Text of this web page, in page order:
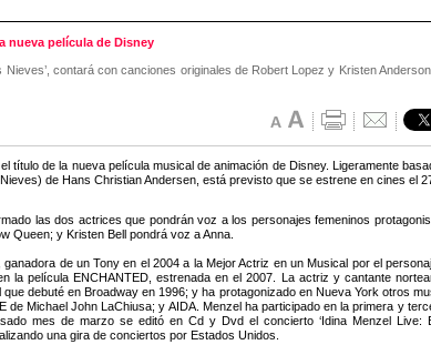
nueva película de Disney
Nieves’, contará con canciones originales de Robert Lopez y Kristen
título de la nueva película musical de animación de Disney. Ligeramente
de Hans Christian Andersen, está previsto que se estrene en cines el
las dos actrices que pondrán voz a los personajes femeninos
Queen; y Kristen Bell pondrá voz a Anna.
ganadora de un Tony en el 2004 a la Mejor Actriz en un Musical por el
la película ENCHANTED, estrenada en el 2007. La actriz y cantante
que debuté en Broadway en 1996; y ha protagonizado en Nueva York otros
de Michael John LaChiusa; y AIDA. Menzel ha participado en la primera y
mes de marzo se editó en Cd y Dvd el concierto ‘Idina Menzel Live:
una gira de conciertos por Estados Unidos.